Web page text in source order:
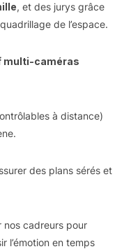
, et des jurys grâce
de l’espace.
multi-caméras
à distance)
des plans sérés et
nos cadreurs pour
l’émotion en temps